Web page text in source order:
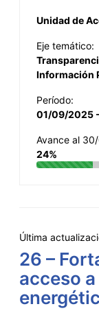
Unidad de
Eje temático:
Información
Período:
01/09/2025
Avance al
24%
Última
26 –
acceso